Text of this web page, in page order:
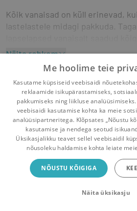
Kõik vanaisad on küll erinevad,
lastelastele midagi pakkuda.
kallihinnalisemaks
erilisena tundma.
Selles raamatus jutustab üks
kogemustest üheteistkümne
õpetas neid tegema asju
viisakat käitumist, enda ja teiste
toitude valmistamist, rõivaste ja
suhtlemist sõpradega, esmaabi
vanaaegseid mänge ja veel palju
Näita rohkem
toiduvalmistamine
etikett
välimus
aiatööd kodu
Pealehele Ostukorv Sõnumid
Raamatuvahetuse
Vaheta raamatuid veelgi
Me hoolime teie
Kasutame küpsiseid veebisaidi
reklaamide isikupärastamiseks,
pakkumiseks ning liikluse
veebisaidi kasutamise kohta ka meie
analüüsipartneritega. Klõpsates „Nõustu
kasutamise ja nendega seotud
Üksikasjalikku teavet sellel veebisaidil
nõusoleku haldamise kohta leiate meie
NÕUSTU KÕIGIGA
Näita üksikasju